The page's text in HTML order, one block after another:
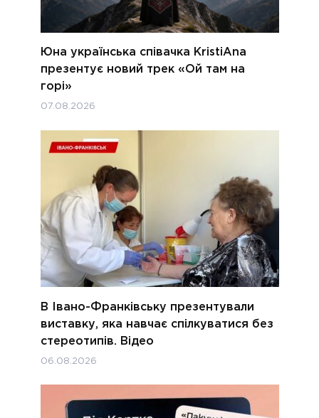
Юна українська співачка KristiAna
презентує новий трек «Ой там на
горі»
07.08.2026
В Івано-Франківську презентували
виставку, яка навчає спілкуватися без
стереотипів. Відео
06.08.2026